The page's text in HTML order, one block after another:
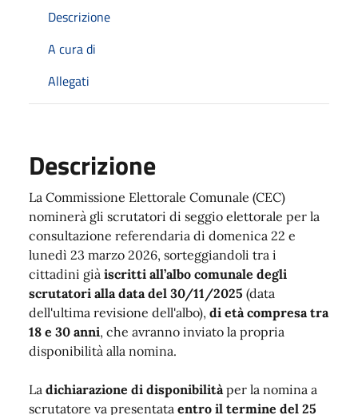
Descrizione
A cura di
Allegati
Descrizione
La Commissione Elettorale Comunale (CEC)
nominerà gli scrutatori di seggio elettorale per la
consultazione referendaria di domenica 22 e
lunedì 23 marzo 2026, sorteggiandoli tra i
cittadini già iscritti all’albo comunale degli
scrutatori alla data del 30/11/2025 (data
dell'ultima revisione dell'albo), di età compresa tra
18 e 30 anni, che avranno inviato la propria
disponibilità alla nomina.
La dichiarazione di disponibilità per la nomina a
scrutatore va presentata entro il termine del 25